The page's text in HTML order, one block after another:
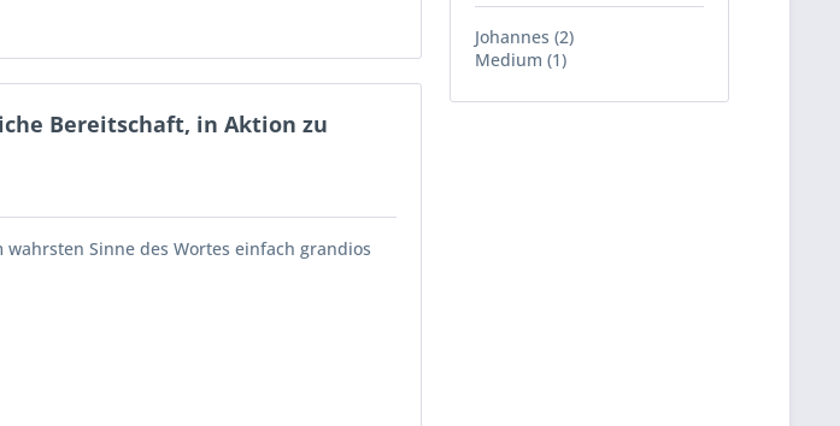
Johannes (2)
Medium (1)
Bereitschaft, in Aktion zu
Sinne des Wortes einfach grandios